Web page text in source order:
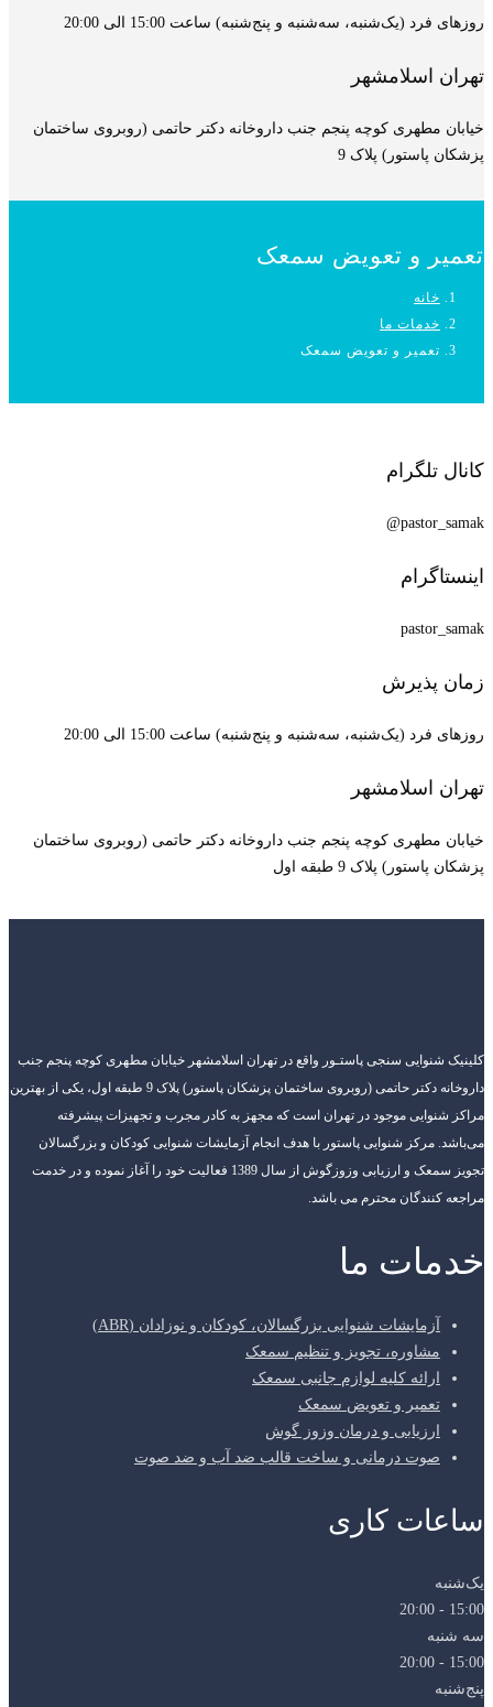
روزهای فرد (یک‌شنبه، سه‌شنبه و پنج‌شنبه) ساعت 15:00 الی 20:00
تهران اسلامشهر
خیابان مطهری کوچه پنجم جنب داروخانه دکتر حاتمی (روبروی ساختمان
پزشکان پاستور) پلاک 9
تعمیر و تعویض سمعک
خانه
خدمات ما
تعمیر و تعویض سمعک
کانال تلگرام
pastor_samak@
اینستاگرام
pastor_samak
زمان پذیرش
روزهای فرد (یک‌شنبه، سه‌شنبه و پنج‌شنبه) ساعت 15:00 الی 20:00
تهران اسلامشهر
خیابان مطهری کوچه پنجم جنب داروخانه دکتر حاتمی (روبروی ساختمان
پزشکان پاستور) پلاک 9 طبقه اول
کلینیک شنوایی سنجی پاستـور واقع در تهران اسلامشهر خیابان مطهری کوچه پنجم جنب
داروخانه دکتر حاتمی (روبروی ساختمان پزشکان پاستور) پلاک 9 طبقه اول، یکی از بهترین
مراکز شنوایی موجود در تهران است که مجهز به کادر مجرب و تجهیزات پیشرفته
می‌باشد. مرکز شنوایی پاستور با هدف انجام آزمایشات شنوایی کودکان و بزرگسالان
تجویز سمعک و ارزیابی وزوزگوش از سال 1389 فعالیت خود را آغاز نموده و در خدمت
مراجعه کنندگان محترم می باشد.
خدمات ما
آزمایشات شنوایی بزرگسالان، کودکان و نوزادان (ABR)
مشاوره، تجویز و تنظیم سمعک
ارائه کلیه لوازم جانبی سمعک
تعمیر و تعویض سمعک
ارزیابی و درمان وزوز گوش
صوت درمانی و ساخت قالب ضد آب و ضد صوت
ساعات کاری
یک‌شنبه
15:00 - 20:00
سه شنبه
15:00 - 20:00
پنج‌شنبه